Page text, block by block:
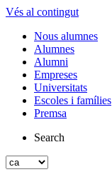
Vés al contingut
Nous alumnes
Alumnes
Alumni
Empreses
Universitats
Escoles i famílies
Premsa
Search